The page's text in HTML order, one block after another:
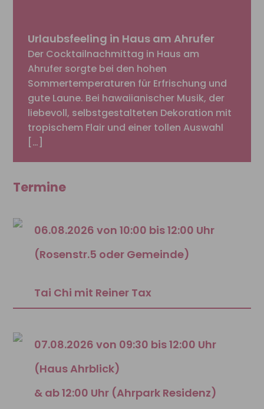
Urlaubsfeeling in Haus am Ahrufer
Der Cocktailnachmittag in Haus am
Ahrufer sorgte bei den hohen
Sommertemperaturen für Erfrischung und
gute Laune. Bei hawaiianischer Musik, der
liebevoll, selbstgestalteten Dekoration mit
tropischem Flair und einer tollen Auswahl
[…]
Termine
06.08.2026 von 10:00 bis 12:00 Uhr
(Rosenstr.5 oder Gemeinde)
Tai Chi mit Reiner Tax
07.08.2026 von 09:30 bis 12:00 Uhr
(Haus Ahrblick)
& ab 12:00 Uhr (Ahrpark Residenz)